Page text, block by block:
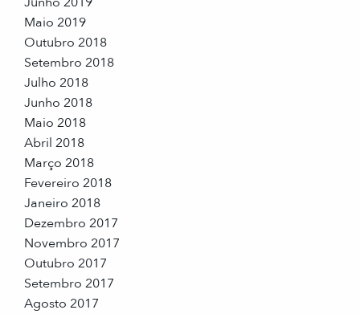
Maio 2019
Outubro 2018
Setembro 2018
Julho 2018
Junho 2018
Maio 2018
Abril 2018
Março 2018
Fevereiro 2018
Janeiro 2018
Dezembro 2017
Novembro 2017
Outubro 2017
Setembro 2017
Agosto 2017